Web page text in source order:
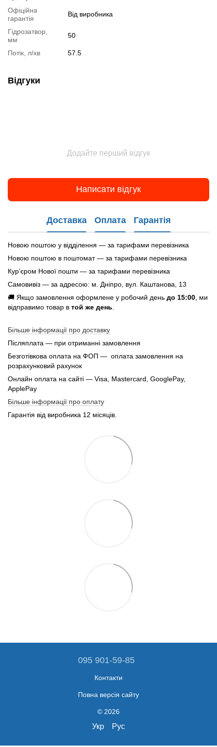
Офіційна
гарантія
Від виробника
Гідрозатвор,
мм
50
Потік, л/хв 57.5
Відгуки
Додайте перший відгук
Написати відгук
Доставка Оплата Гарантія
Новою поштою у відділення — за тарифами перевізника
Новою поштою в поштомат — за тарифами перевізника
Кур’єром Нової пошти — за тарифами перевізника
Самовивіз — за адресою: м. Дніпро, вул. Каштанова, 13
🚚 Якщо замовлення оформлене у робочий день до 15:00 , ми
відправимо товар в той же день
Більше інформації про доставку
Післяплата — при отриманні замовлення
Безготівкова оплата на ФОП — оплата замовлення на
розрахунковий рахунок
Онлайн оплата на сайті — Visa, Mastercard, GooglePay,
ApplePay
Більше інформації про оплату
Гарантія від виробника 12 місяців.
095 901-59-85
Контакти
Повна версія сайту
© 2026
Укр Рус